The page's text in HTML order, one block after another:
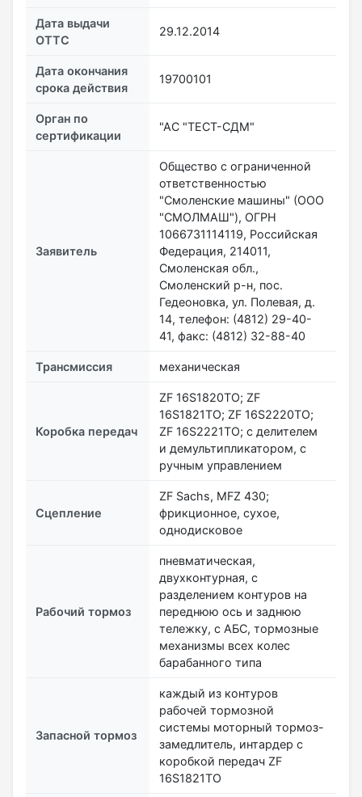
Дата выдачи
ОТТС
29.12.2014
Дата окончания
срока действия
19700101
Орган по
сертификации
"АС "ТЕСТ-СДМ"
Заявитель
Общество с ограниченной
ответственностью
"Смоленские машины" (ООО
"СМОЛМАШ"), ОГРН
1066731114119, Российская
Федерация, 214011,
Смоленская обл.,
Смоленский р-н, пос.
Гедеоновка, ул. Полевая, д.
14, телефон: (4812) 29-40-
41, факс: (4812) 32-88-40
Трансмиссия механическая
Коробка передач
ZF 16S1820TО; ZF
16S1821ТО; ZF 16S2220TО;
ZF 16S2221TO; с делителем
и демультипликатором, с
ручным управлением
Сцепление
ZF Sachs, MFZ 430;
фрикционное, сухое,
однодисковое
Рабочий тормоз
пневматическая,
двухконтурная, с
разделением контуров на
переднюю ось и заднюю
тележку, с АБС, тормозные
механизмы всех колес
барабанного типа
Запасной тормоз
каждый из контуров
рабочей тормозной
системы моторный тормоз-
замедлитель, интардер с
коробкой передач ZF
16S1821ТО